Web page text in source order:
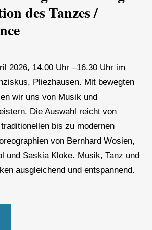
des Tanzes /
2026, 14.00 Uhr –16.30 Uhr im
Pliezhausen. Mit bewegten
wir uns von Musik und
Die Auswahl reicht von
bis zu modernen
von Bernhard Wosien,
und Saskia Kloke. Musik, Tanz und
ausgleichend und entspannend.